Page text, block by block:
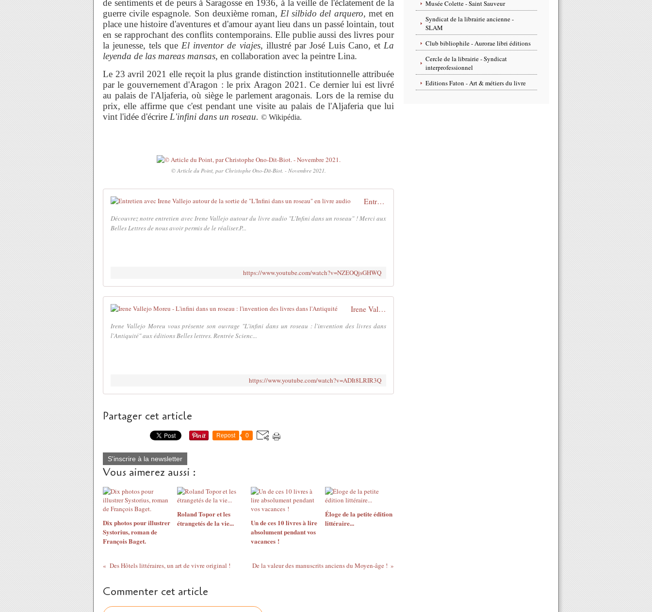
de sentiments et de peurs à Saragosse en 1936, à la veille de l'éclatement de la
guerre civile espagnole. Son deuxième roman, El silbido del arquero, met en
place une histoire d'aventures et d'amour ayant lieu dans un passé lointain, tout
en se rapprochant des conflits contemporains. Elle publie aussi des livres pour
la jeunesse, tels que El inventor de viajes, illustré par José Luis Cano, et La
leyenda de las mareas mansas, en collaboration avec la peintre Lina.
Le 23 avril 2021 elle reçoit la plus grande distinction institutionnelle attribuée
par le gouvernement d'Aragon : le prix Aragon 2021. Ce dernier lui est livré
au palais de l'Aljaferia, où siège le parlement aragonais. Lors de la remise du
prix, elle affirme que c'est pendant une visite au palais de l'Aljaferia que lui
vint l'idée d'écrire L'infini dans un roseau. © Wikipédia.
© Article du Point, par Christophe Ono-Dit-Biot. - Novembre 2021.
Entretien avec Irene Vallejo autour de la sortie de "L'Infini dans un roseau" en livre audio
Découvrez notre entretien avec Irene Vallejo autour du livre audio "L'Infini dans un roseau" ! Merci aux
Belles Lettres de nous avoir permis de le réaliser.P...
https://www.youtube.com/watch?v=NZEOQjsGHWQ
Irene Vallejo Moreu - L'infini dans un roseau : l'invention des livres dans l'Antiquité
Irene Vallejo Moreu vous présente son ouvrage "L'infini dans un roseau : l'invention des livres dans
l'Antiquité" aux éditions Belles lettres. Rentrée Scienc...
https://www.youtube.com/watch?v=ADIt8LRIR3Q
Partager cet article
Repost 0
S'inscrire à la newsletter
Vous aimerez aussi :
Dix photos pour illustrer
Systorius, roman de
François Baget.
Roland Topor et les
étrangetés de la vie...
Un de ces 10 livres à lire
absolument pendant vos
vacances !
Éloge de la petite édition
littéraire...
Des Hôtels littéraires, un art de vivre original ! De la valeur des manuscrits anciens du Moyen-âge !
Commenter cet article
Musée Colette - Saint Sauveur
Syndicat de la librairie ancienne -
SLAM
Club bibliophile - Aurorae libri éditions
Cercle de la librairie - Syndicat
interprofessionnel
Editions Faton - Art & métiers du livre